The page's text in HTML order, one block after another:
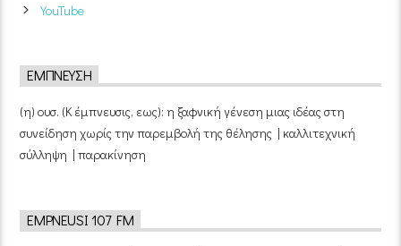
YouTube
ΈΜΠΝΕΥΣΗ
(η) ουσ. (Κ έμπνευσις, εως): η ξαφνική γένεση μιας ιδέας στη
συνείδηση χωρίς την παρεμβολή της θέλησης | καλλιτεχνική
σύλληψη | παρακίνηση
EMPNEUSI 107 FM